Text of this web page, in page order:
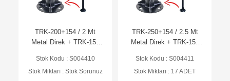
TRK-200+154 / 2 Mt
Metal Direk + TRK-154
Mat Antrasit Fırın Boyalı )
Stok Kodu : S004410
Stok Miktarı : Stok Sorunuz
TRK-250+154 / 2.5 Mt
Metal Direk + TRK-154
Mat Antrasit Fırın Boyalı )
Stok Kodu : S004411
Stok Miktarı : 17 ADET